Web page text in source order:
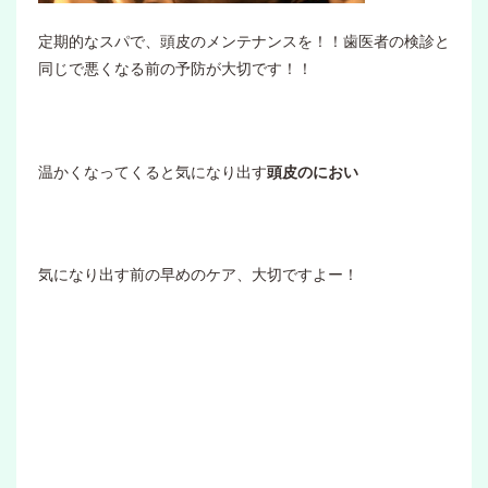
定期的なスパで、頭皮のメンテナンスを！！歯医者の検診と
同じで悪くなる前の予防が大切です！！
温かくなってくると気になり出す頭皮のにおい
気になり出す前の早めのケア、大切ですよー！